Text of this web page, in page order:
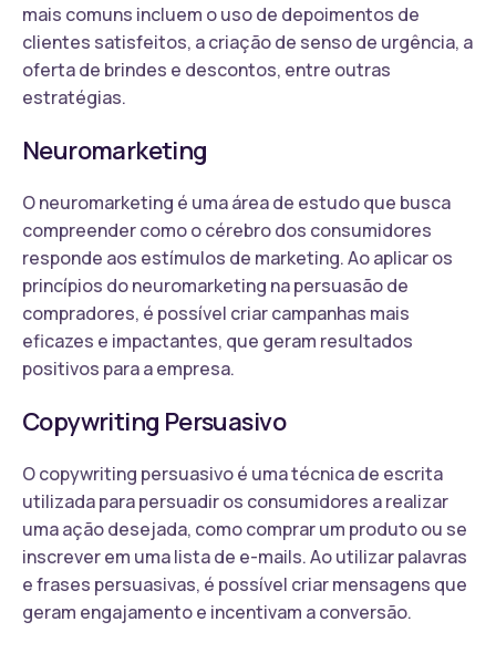
mais comuns incluem o uso de depoimentos de
clientes satisfeitos, a criação de senso de urgência, a
oferta de brindes e descontos, entre outras
estratégias.
Neuromarketing
O neuromarketing é uma área de estudo que busca
compreender como o cérebro dos consumidores
responde aos estímulos de marketing. Ao aplicar os
princípios do neuromarketing na persuasão de
compradores, é possível criar campanhas mais
eficazes e impactantes, que geram resultados
positivos para a empresa.
Copywriting Persuasivo
O copywriting persuasivo é uma técnica de escrita
utilizada para persuadir os consumidores a realizar
uma ação desejada, como comprar um produto ou se
inscrever em uma lista de e-mails. Ao utilizar palavras
e frases persuasivas, é possível criar mensagens que
geram engajamento e incentivam a conversão.